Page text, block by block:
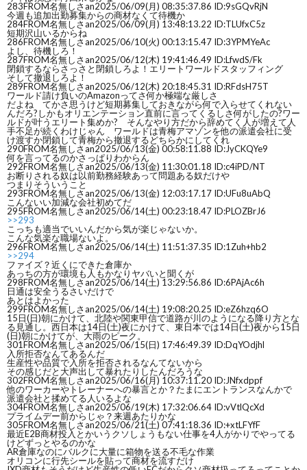
283FROM名無しさan2025/06/09(月) 08:35:37.86 ID:9sGQvRjN
今週も追加出勤募集からの商材なくて待機か
284FROM名無しさan2025/06/09(月) 13:48:13.22 ID:TLUfxC5z
短期沢山いるからね
286FROM名無しさan2025/06/10(火) 00:13:15.47 ID:3YPMYeAc
よし、待機しろ！
287FROM名無しさan2025/06/12(木) 19:41:46.49 ID:LfwdS/Fk
閉鎖するならさっさと閉鎖しろよ！エリートワールドスタッフィング
そして撤退しろよ！
289FROM名無しさan2025/06/12(木) 20:18:45.31 ID:RFdsH75T
ワールド請け負いのAmazonってさ何か極端な厳しさ
だよね てかさ思うけど短期募集しておきながら何で入らせてくれない
んだろ?しかもオリエンテーション直前に言ってくるしさ何がしたの?ワー
ルドが叶うエリート集めか? そんなやり方だから辞めてく人が増えて人
手不足が続くわけじゃん ワールドは青梅アマゾンを他の派遣会社に受
け渡すか閉鎖して青梅から撤退するどちらかにしてくれ
290FROM名無しさan2025/06/13(金) 00:58:11.88 ID:JyCKQYe9
何を言ってるのかさっぱりわからん
292FROM名無しさan2025/06/13(金) 11:30:01.18 ID:c4iPD/NT
お断りされる奴は以前勤務経験あって問題ある奴だけや
つまりそういうこと
293FROM名無しさan2025/06/13(金) 12:03:17.17 ID:UFu8uAbQ
こんないい加減な会社初めてだ
295FROM名無しさan2025/06/14(土) 00:23:18.47 ID:PLOZBrJ6
>>293
こっちも適当でいいんだから気が楽じゃないか。
こんな気楽な職場ないよ。
296FROM名無しさan2025/06/14(土) 11:51:37.35 ID:1Zuh+hb2
>>294
ファイズ？近くにできた倉庫か
あっちの方が環境も人もかなりヤバいと聞くが
298FROM名無しさan2025/06/14(土) 13:29:56.86 ID:6PAjAc6h
日通は安全うるさいだけで
あとはよかった
299FROM名無しさan2025/06/14(土) 19:08:20.25 ID:eZ6hzq6O
15日(日)朝にかけて、北陸や関東甲信で道路が川のようになる降り方とな
る見通し。西日本は14日(土)夜にかけて、東日本では14日(土)夜から15日
(日)朝にかけてが、大雨のピーク。
301FROM名無しさan2025/06/15(日) 17:46:49.39 ID:DqYOdjhl
入所拒否なんてあるんだ
生産性や品質で入所を拒否されるなんてないから
その感じだと大声出して暴れたりしたんだろうな
302FROM名無しさan2025/06/16(月) 10:37:11.20 ID:JNfxdppf
他のワーカーやトレーナーへの暴言とか？たまにエントランスなんかで
派遣会社と揉めてる人いるよな
304FROM名無しさan2025/06/19(木) 17:32:06.64 ID:vVtlQcXd
プライムデー前からじゃ？来週あたりかな
305FROM名無しさan2025/06/21(土) 07:41:18.36 ID:+xtLFYfF
最近E2B商材投入とかいうクソしょうもない仕事を4人がかりでやってる
けどずっとやるのかな
AR倉庫なのにバルクに大量に箱物を送る不毛な作業
オリコンに行先シールを貼って商材を流すだけ